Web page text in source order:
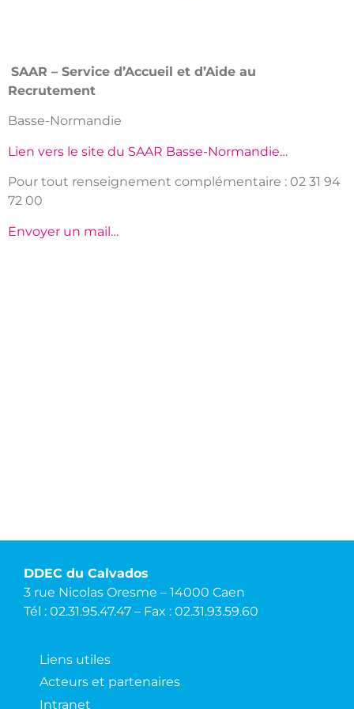
SAAR – Service d’Accueil et d’Aide au
Recrutement
Basse-Normandie
Lien vers le site du SAAR Basse-Normandie…
Pour tout renseignement complémentaire : 02 31 94
72 00
Envoyer un mail…
DDEC du Calvados
3 rue Nicolas Oresme – 14000 Caen
Tél : 02.31.95.47.47 – Fax : 02.31.93.59.60
Liens utiles
Acteurs et partenaires
Intranet